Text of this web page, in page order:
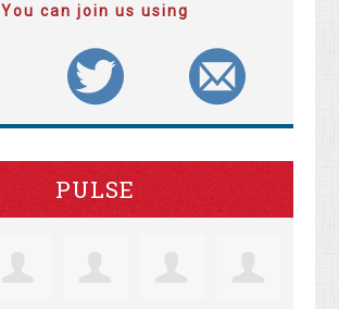
You can join us using
PULSE